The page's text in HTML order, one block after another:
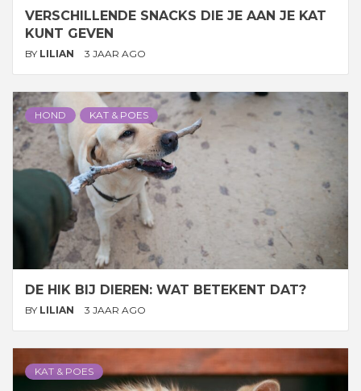
VERSCHILLENDE SNACKS DIE JE AAN JE KAT
KUNT GEVEN
BY LILIAN 3 JAAR AGO
HOND KAT & POES
DE HIK BIJ DIEREN: WAT BETEKENT DAT?
BY LILIAN 3 JAAR AGO
KAT & POES